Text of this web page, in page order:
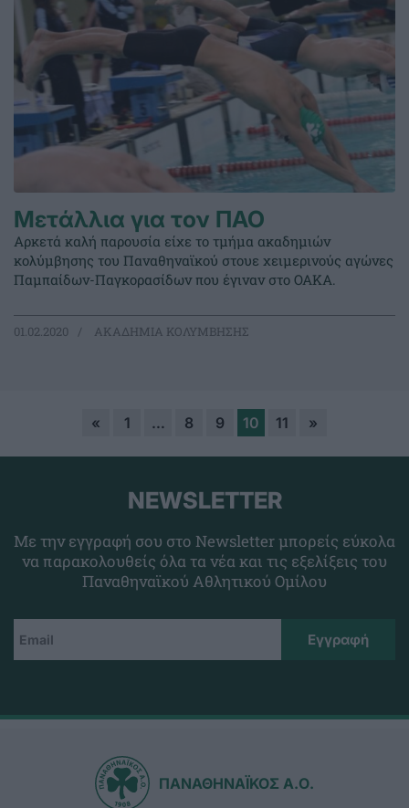
Μετάλλια για τον ΠΑΟ
Αρκετά καλή παρουσία είχε το τμήμα ακαδημιών
κολύμβησης του Παναθηναϊκού στουε χειμερινούς αγώνες
Παμπαίδων-Παγκορασίδων που έγιναν στο ΟΑΚΑ.
01.02.2020 ΑΚΑΔΗΜΙΑ ΚΟΛΥΜΒΗΣΗΣ
« 1 … 8 9 10 11 »
NEWSLETTER
Με την εγγραφή σου στο Newsletter μπορείς εύκολα
να παρακολουθείς όλα τα νέα και τις εξελίξεις του
Παναθηναϊκού Αθλητικού Ομίλου
ΠΑΝΑΘΗΝΑΪΚΟΣ Α.Ο.